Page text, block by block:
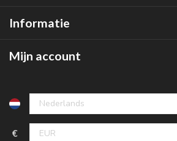
Informatie
Mijn account
€